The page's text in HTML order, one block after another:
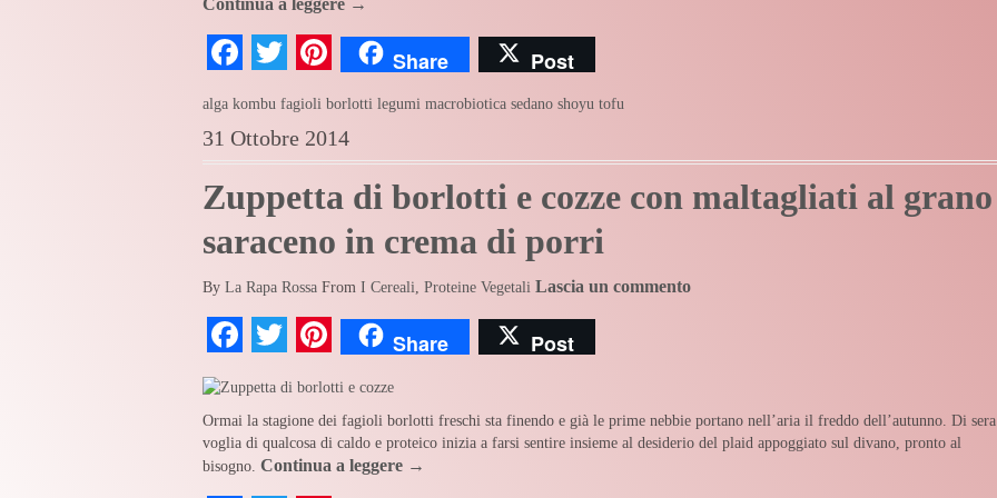
Facebook
TwitterPinterest
Share Post
alga kombu fagioli borlotti legumi macrobiotica sedano shoyu tofu
31 Ottobre 2014
Zuppetta di borlotti e cozze con maltagliati al grano
saraceno in crema di porri
By La Rapa Rossa From I Cereali Proteine Vegetali Lascia un commento
Facebook
TwitterPinterest
Share Post
Ormai la stagione dei fagioli borlotti freschi sta finendo e già le prime nebbie portano nell’aria il freddo dell’autunno. Di
voglia di qualcosa di caldo e proteico inizia a farsi sentire insieme al desiderio del plaid appoggiato sul divano, pronto al
bisogno. Continua a leggere →